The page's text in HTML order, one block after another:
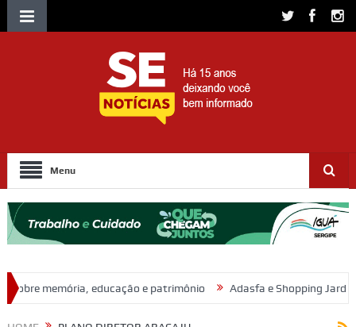
Menu
e patrimônio Adasfa e Shopping Jardins promovem ação